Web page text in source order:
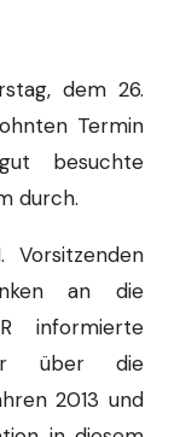
dem 26.
Termin
besuchte
durch.
an die
informierte
über die
2013 und